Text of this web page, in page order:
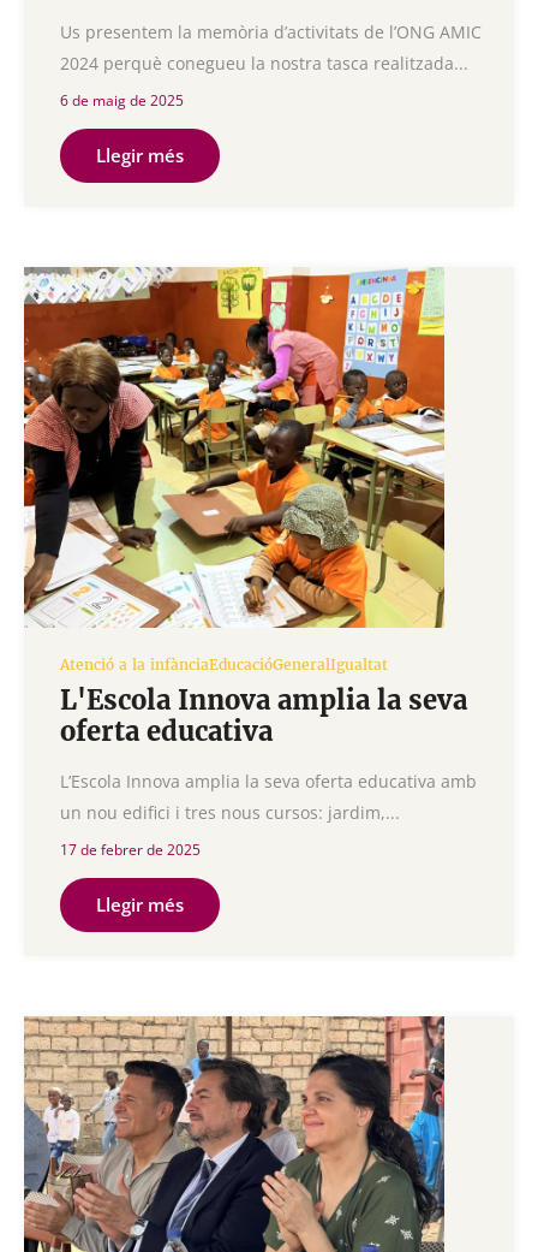
Us presentem la memòria d’activitats de l’ONG AMIC
2024 perquè conegueu la nostra tasca realitzada...
6 de maig de 2025
Llegir més
Atenció a la infànciaEducacióGeneralIgualtat
L'Escola Innova amplia la seva
oferta educativa
L’Escola Innova amplia la seva oferta educativa amb
un nou edifici i tres nous cursos: jardim,...
17 de febrer de 2025
Llegir més